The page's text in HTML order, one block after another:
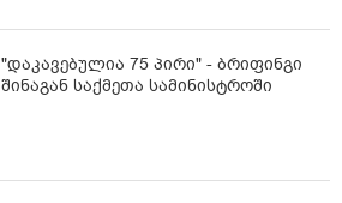
"დაკავებულია 75 პირი" - ბრიფინგი
შინაგან საქმეთა სამინისტროში